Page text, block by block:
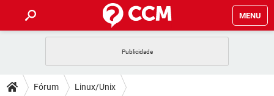
MENU
CELULAR
DICAS
Fórum Linux/Unix